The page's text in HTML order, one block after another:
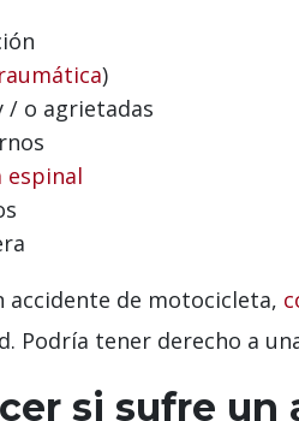
)
/ o agrietadas
espinal
accidente de motocicleta,
Podría tener derecho a
si sufre